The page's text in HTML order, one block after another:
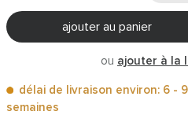
ajouter au panier
ou ajouter à la
délai de livraison environ: 6 - 9
semaines